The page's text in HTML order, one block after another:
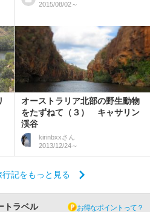
2015/08/02～
オーストラリア北部の野生動物
をたずねて（３） キャサリン
渓谷
kirinbxxさん
2013/12/24～
記をもっと見る
トラベル お得なポイントって？